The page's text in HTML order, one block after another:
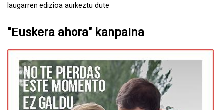
laugarren edizioa aurkeztu dute
"Euskera ahora" kanpaina